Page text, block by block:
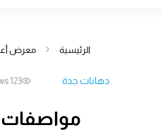
الرئيسية معرض
دهانات جدة 123 views
مواصفات